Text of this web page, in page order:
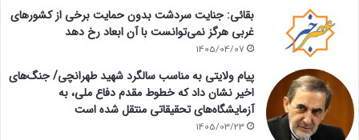
بقائی: جنایت سردشت بدون حمایت برخی از کشورهای
غربی هرگز نمی‌توانست با آن ابعاد رخ دهد
1405/04/07
پیام ولایتی به مناسب سالگرد شهید طهرانچی/ جنگ‌های
اخیر نشان داد که خطوط مقدم دفاع ملی، به
آزمایشگاه‌های تحقیقاتی منتقل شده است
1405/03/23